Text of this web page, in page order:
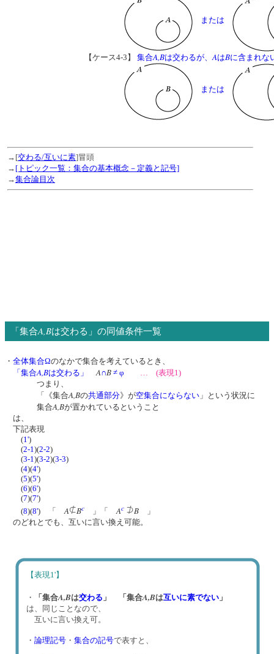
または
【ケース4-3】 集合A,Bは交わるが、 AはBに含まれな
または
→[交わる/互いに素]冒頭
→ [トピック一覧：集合の基本概念－定義と記号]
→集合論目次
「集合A,Bは交わる」の同値条件一覧
・ 全体集合Ωのなかで集合を考えているとき、
「集合A,Bは交わる」 A∩B ≠ φ
… (表現1)
つまり、
「《集合A,Bの共通部分》が空集合にならない 」という状況に
集合A,Bが置かれているということ
は、
下記表現
(1')
(2-1 )(2-2)
(3-1 )(3-2)(3-3)
(4)(4')
(5)(5')
(6)(6')
(7)(7')
(8)(8') 「A Bc 」「Ac B 」
のどれとでも、互いに言い換え可能。
【表現1'】
・ 「集合A,Bは交わる 」 「集合A,Bは互いに素でない 」
は、同じことなので、
互いに言い換え可。
・ 論理記号 ・ 集合の記号で表すと、